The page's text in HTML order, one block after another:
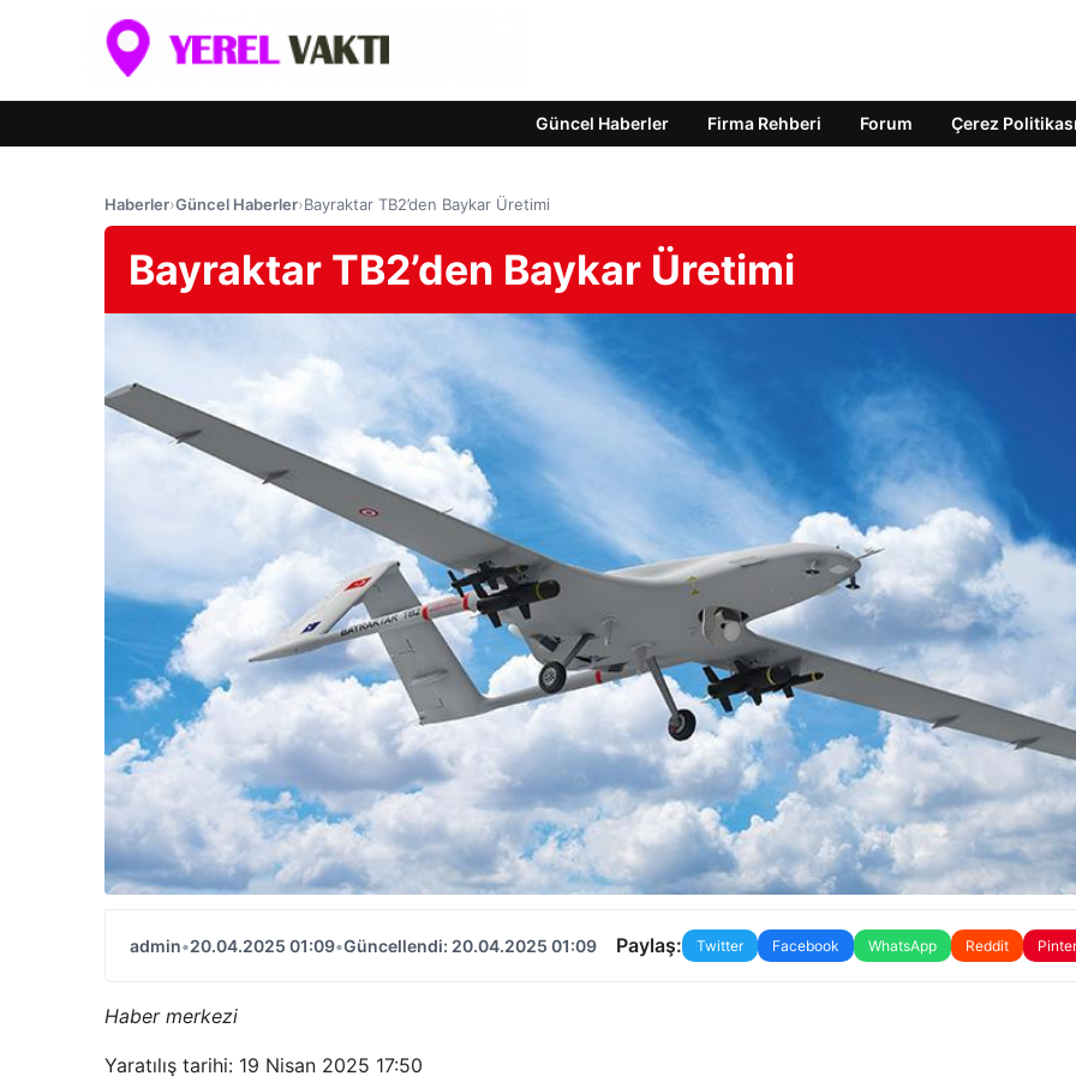
Güncel Haberler Firma Rehberi Forum Çerez Politikası
Haberler›Güncel Haberler›Bayraktar TB2’den Baykar Üretimi
Bayraktar TB2’den Baykar Üretimi
admin•20.04.2025 01:09•Güncellendi: 20.04.2025 01:09 Paylaş: Twitter Facebook WhatsApp Reddit
Haber merkezi
Yaratılış tarihi: 19 Nisan 2025 17:50